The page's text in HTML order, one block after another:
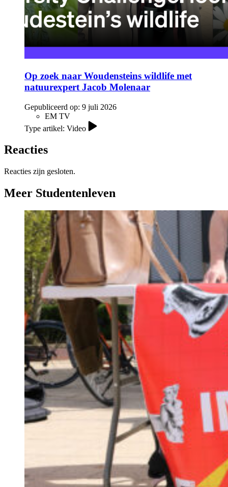
Op zoek naar Woudensteins wildlife met
natuurexpert Jacob Molenaar
Gepubliceerd op: 9 juli 2026
EM TV
Type artikel: Video
Reacties
Reacties zijn gesloten.
Meer Studentenleven